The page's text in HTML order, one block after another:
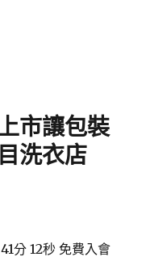
市讓包裝
洗衣店
分 12秒 免費入會